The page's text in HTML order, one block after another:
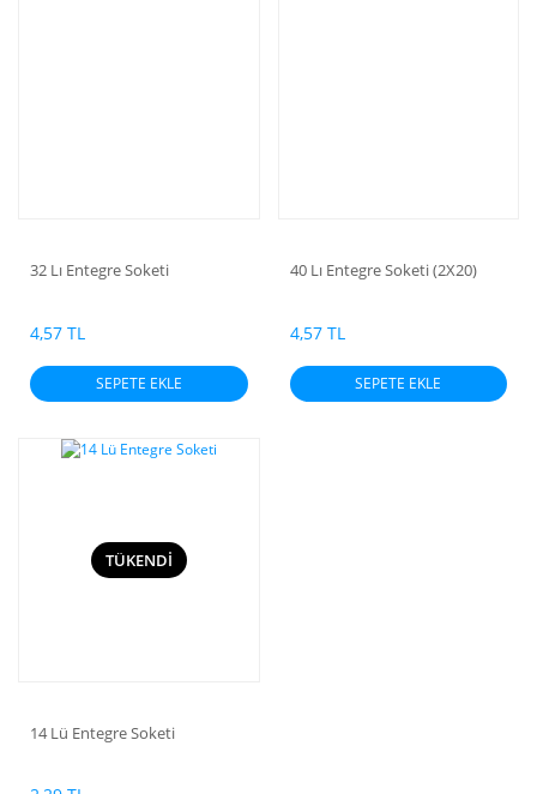
32 Lı Entegre Soketi
4,57 TL
SEPETE EKLE
40 Lı Entegre Soketi (2X20)
4,57 TL
SEPETE EKLE
TÜKENDİ
14 Lü Entegre Soketi